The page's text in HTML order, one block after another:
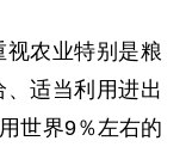
农业特别是粮
适当利用进出
世界9％左右的